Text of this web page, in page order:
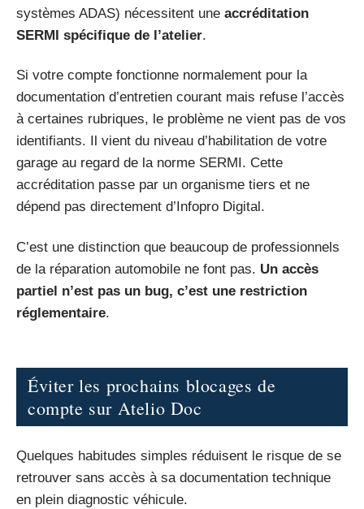
systèmes ADAS) nécessitent une accréditation
SERMI spécifique de l’atelier.
Si votre compte fonctionne normalement pour la
documentation d’entretien courant mais refuse l’accès
à certaines rubriques, le problème ne vient pas de vos
identifiants. Il vient du niveau d’habilitation de votre
garage au regard de la norme SERMI. Cette
accréditation passe par un organisme tiers et ne
dépend pas directement d’Infopro Digital.
C’est une distinction que beaucoup de professionnels
de la réparation automobile ne font pas. Un accès
partiel n’est pas un bug, c’est une restriction
réglementaire.
Éviter les prochains blocages de
compte sur Atelio Doc
Quelques habitudes simples réduisent le risque de se
retrouver sans accès à sa documentation technique
en plein diagnostic véhicule.